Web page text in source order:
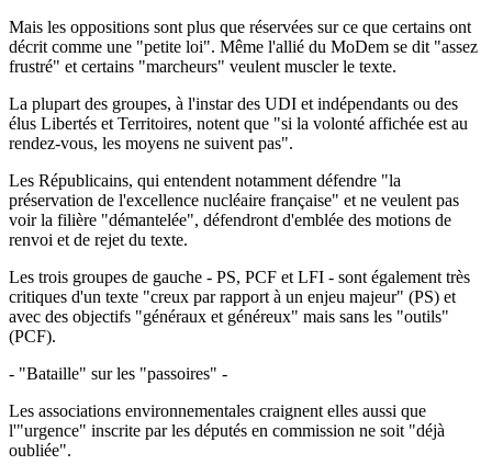
Mais les oppositions sont plus que réservées sur ce que certains ont
décrit comme une "petite loi". Même l'allié du MoDem se dit "assez
frustré" et certains "marcheurs" veulent muscler le texte.
La plupart des groupes, à l'instar des UDI et indépendants ou des
élus Libertés et Territoires, notent que "si la volonté affichée est au
rendez-vous, les moyens ne suivent pas".
Les Républicains, qui entendent notamment défendre "la
préservation de l'excellence nucléaire française" et ne veulent pas
voir la filière "démantelée", défendront d'emblée des motions de
renvoi et de rejet du texte.
Les trois groupes de gauche - PS, PCF et LFI - sont également très
critiques d'un texte "creux par rapport à un enjeu majeur" (PS) et
avec des objectifs "généraux et généreux" mais sans les "outils"
(PCF).
- "Bataille" sur les "passoires" -
Les associations environnementales craignent elles aussi que
l'"urgence" inscrite par les députés en commission ne soit "déjà
oubliée".